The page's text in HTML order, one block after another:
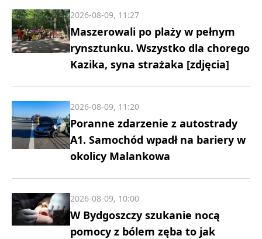
Maszerowali po plaży w pełnym
rynsztunku. Wszystko dla chorego
Kazika, syna strażaka [zdjęcia]
2026-08-09, 11:27
Poranne zdarzenie z autostrady
A1. Samochód wpadł na bariery w
okolicy Malankowa
2026-08-09, 11:20
W Bydgoszczy szukanie nocą
pomocy z bólem zęba to jak
2026-08-09, 10:00